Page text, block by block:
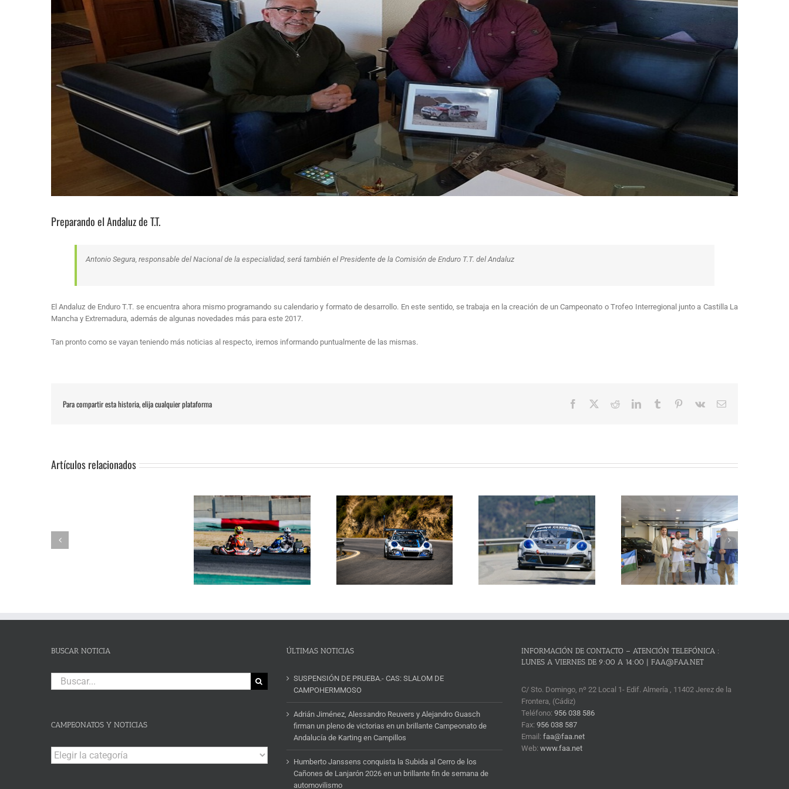
Preparando el Andaluz de T.T.
Antonio Segura, responsable del Nacional de la especialidad, será también el Presidente de la Comisión de Enduro T.T. del Andaluz
El Andaluz de Enduro T.T. se encuentra ahora mismo programando su calendario y formato de desarrollo. En este sentido, se trabaja en la creación de un Campeonato o Trofeo Interregional junto a Castilla La
Mancha y Extremadura, además de algunas novedades más para este 2017.
Tan pronto como se vayan teniendo más noticias al respecto, iremos informando puntualmente de las mismas.
Para compartir esta historia, elija cualquier plataforma Facebook RedditLinkedInTumblr Pinterest
Vk
Correo
Artículos relacionados
Humberto Janssens conquista la
Subida al Cerro de los Cañones
de Lanjarón 2026 en un brillante
fin de semana de automovilismo
La Subida al Cerro de los
Cañones levanta hoy el telón con
un cartel de lujo
La Subida al Cerro de los
Cañones – Lanjarón 2026 se
presenta con lleno absoluto de
inscritos y el reto de revalidar su
condición de mejor prueba
andaluza de montaña
BUSCAR NOTICIA
Buscar:
CAMPEONATOS Y NOTICIAS
Campeonatos
y
ÚLTIMAS NOTICIAS
SUSPENSIÓN DE PRUEBA.- CAS: SLALOM DE
CAMPOHERMMOSO
Adrián Jiménez, Alessandro Reuvers y Alejandro Guasch
firman un pleno de victorias en un brillante Campeonato de
Andalucía de Karting en Campillos
Humberto Janssens conquista la Subida al Cerro de los
Cañones de Lanjarón 2026 en un brillante fin de semana de
automovilismo
INFORMACIÓN DE CONTACTO – ATENCIÓN TELEFÓNICA :
LUNES A VIERNES DE 9:00 A 14:00 | FAA@FAA.NET
C/ Sto. Domingo, nº 22 Local 1- Edif. Almería , 11402 Jerez de la
Frontera, (Cádiz)
Teléfono:956 038 586
Fax:956 038 587
Email:faa@faa.net
Web:www.faa.net